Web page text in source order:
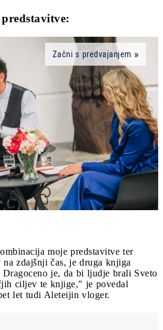
Začni s predvajanjem
moje predstavitve ter
zdajšnji čas, je druga knjiga
Dragoceno je, da bi ljudje brali Sveto
ciljev te knjige," je povedal
let tudi Aleteijin vloger.